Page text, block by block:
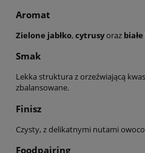
Aromat
Zielone jabłko, cytrusyoraz
Smak
Lekka struktura z orzeźwiającą
zbalansowane.
Finisz
Czysty, z delikatnymi nutami
Foodpairing